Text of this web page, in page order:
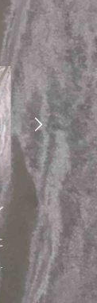
通夜を
お送り